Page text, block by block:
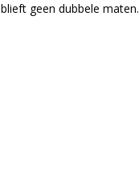
geen dubbele maten.